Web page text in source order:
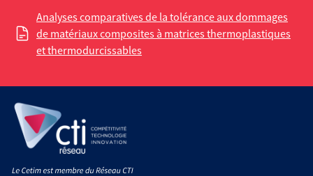
Analyses comparatives de la tolérance aux dommages
de matériaux composites à matrices thermoplastiques
et thermodurcissables